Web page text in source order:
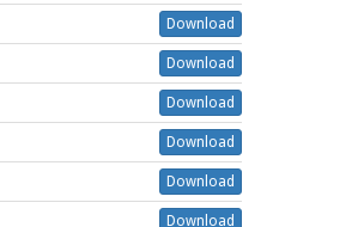
Download
Download
Download
Download
Download
Download